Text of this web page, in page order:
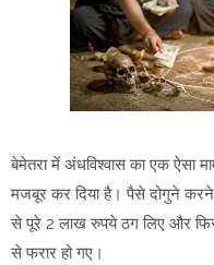
बेमेतरा में अंधविश्वास का एक ऐसा
मजबूर कर दिया है। पैसे दोगुने
से पूरे 2 लाख रुपये ठग लिए और
से फरार हो गए।